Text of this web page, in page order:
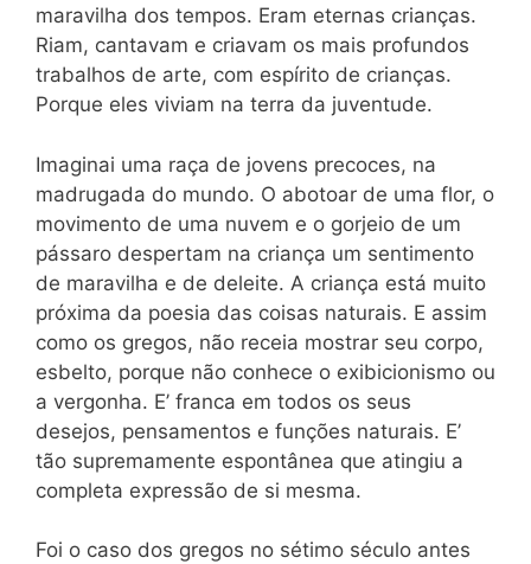
maravilha dos tempos. Eram eternas crianças.
Riam, cantavam e criavam os mais profundos
trabalhos de arte, com espírito de crianças.
Porque eles viviam na terra da juventude.
Imaginai uma raça de jovens precoces, na
madrugada do mundo. O abotoar de uma flor, o
movimento de uma nuvem e o gorjeio de um
pássaro despertam na criança um sentimento
de maravilha e de deleite. A criança está muito
próxima da poesia das coisas naturais. E assim
como os gregos, não receia mostrar seu corpo,
esbelto, porque não conhece o exibicionismo ou
a vergonha. E’ franca em todos os seus
desejos, pensamentos e funções naturais. E’
tão supremamente espontânea que atingiu a
completa expressão de si mesma.
Foi o caso dos gregos no sétimo século antes